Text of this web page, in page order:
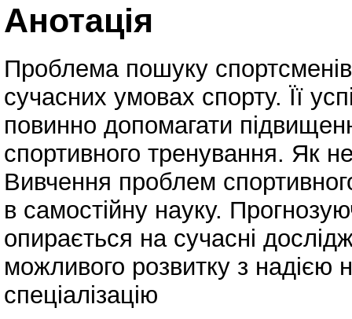
Анотація
Проблема пошуку
сучасних умовах спорту. Її
повинно допомагати
спортивного тренування. Як
Вивчення проблем
в самостійну науку.
опирається на сучасні
можливого розвитку з
спеціалізацію